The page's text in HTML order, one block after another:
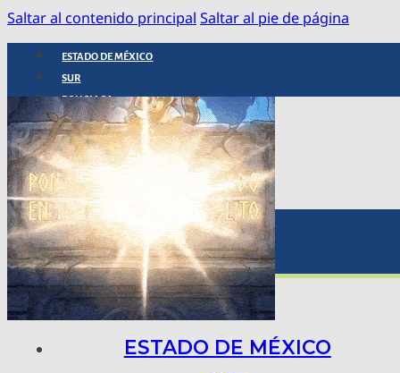
Saltar al contenido principal Saltar al pie de página
ESTADO DE MÉXICO
SUR
POLICIACA
NACIONAL
INTERNACIONAL
ARTE, CIENCIA Y TECNOLOGÍA
COLUMNAS
BAJO LA LUPA
RASTROS Y ROSTROS
VÍNCULOS ANIMALES
ESTADO DE MÉXICO